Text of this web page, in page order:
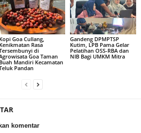
Kopi Goa Cullang,
Kenikmatan Rasa
di
Goa Taman
Buah Mandiri Kecamatan
Pandan
Gandeng DPMPTSP
Kutim, LPB Pama Gelar
Pelatihan OSS-RBA dan
NIB Bagi UMKM Mitra
komentar